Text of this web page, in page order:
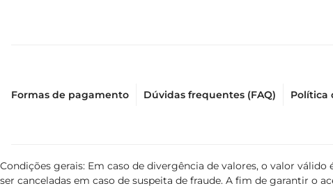
Formas de pagamento Dúvidas frequentes (FAQ) Política
Condições gerais: Em caso de divergência de valores, o valor
ser canceladas em caso de suspeita de fraude. A fim de garantir o